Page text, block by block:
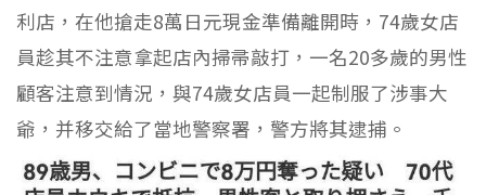
利店，在他搶走8萬日元現金準備離開時，74歲女店
員趁其不注意拿起店內掃帚敲打，一名20多歲的男性
顧客注意到情況，與74歲女店員一起制服了涉事大
爺，并移交給了當地警察署，警方將其逮捕。